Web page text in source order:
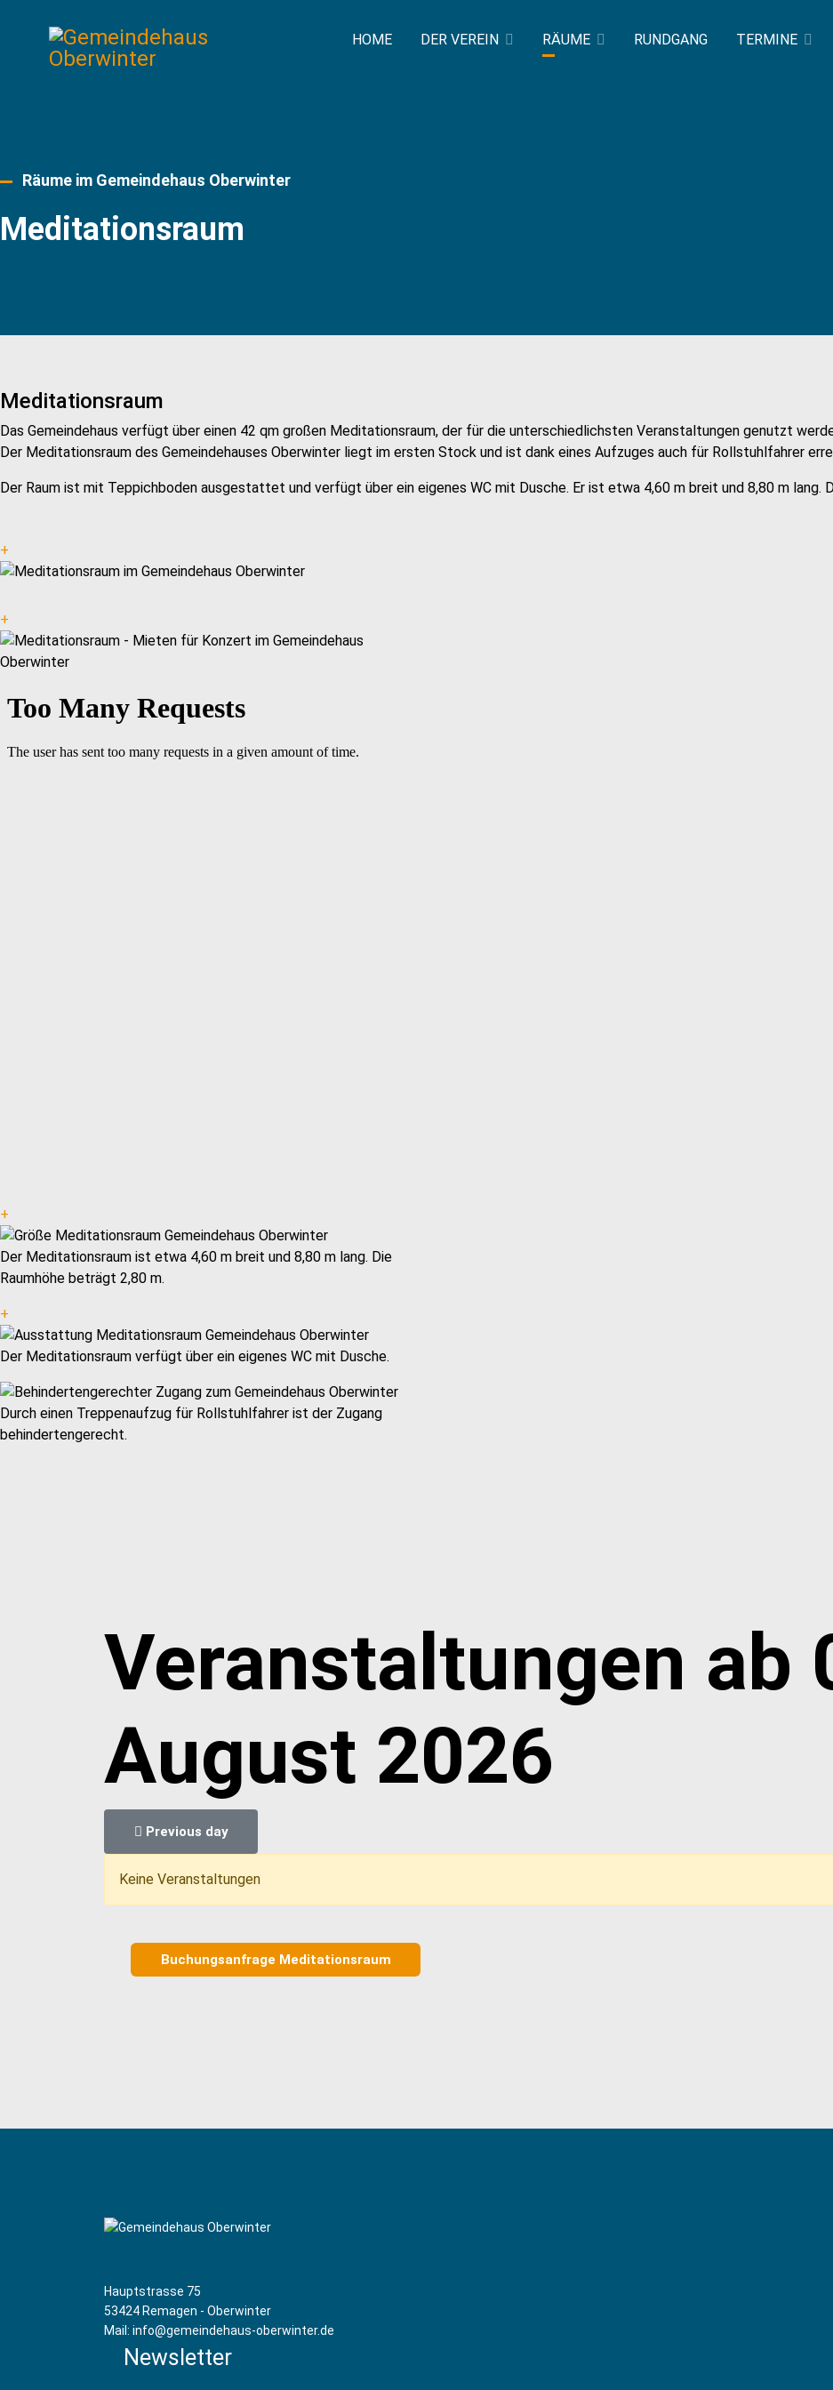
HOME DER VEREIN RÄUME RUNDGANG TERMINE
Räume im Gemeindehaus Oberwinter
Meditationsraum
Meditationsraum
Das Gemeindehaus verfügt über einen 42 qm großen Meditationsraum, der für die unterschiedlichsten Veranstaltungen genutzt
Der Meditationsraum des Gemeindehauses Oberwinter liegt im ersten Stock und ist dank eines Aufzuges auch für Rollstuhlfahrer
Der Raum ist mit Teppichboden ausgestattet und verfügt über ein eigenes WC mit Dusche. Er ist etwa 4,60 m breit und 8,80 m lang.
+
+
+
Der Meditationsraum ist etwa 4,60 m breit und 8,80 m lang. Die
Raumhöhe beträgt 2,80 m.
+
Der Meditationsraum verfügt über ein eigenes WC mit Dusche.
Durch einen Treppenaufzug für Rollstuhlfahrer ist der Zugang
behindertengerecht.
Veranstaltungen ab
August 2026
Previous day
Keine Veranstaltungen
Buchungsanfrage Meditationsraum
Hauptstrasse 75
53424 Remagen - Oberwinter
Mail: info@gemeindehaus-oberwinter.de
Newsletter